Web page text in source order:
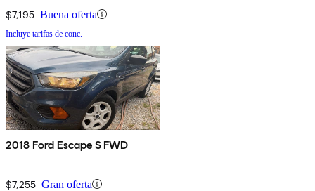
$7,195 Buena oferta
Incluye tarifas de conc.
2018 Ford Escape S FWD
$7,255 Gran oferta